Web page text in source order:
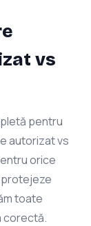
vs
pentru
autorizat vs
orice
toate
corectă.